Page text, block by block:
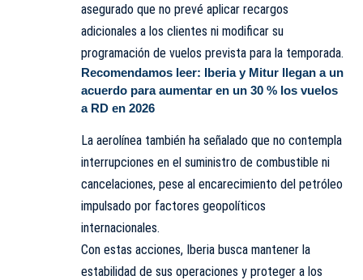
asegurado que no prevé aplicar recargos
adicionales a los clientes ni modificar su
programación de vuelos prevista para la temporada.
Recomendamos leer: Iberia y Mitur llegan a un
acuerdo para aumentar en un 30 % los vuelos
a RD en 2026
La aerolínea también ha señalado que no contempla
interrupciones en el suministro de combustible ni
cancelaciones, pese al encarecimiento del petróleo
impulsado por factores geopolíticos
internacionales.
Con estas acciones, Iberia busca mantener la
estabilidad de sus operaciones y proteger a los